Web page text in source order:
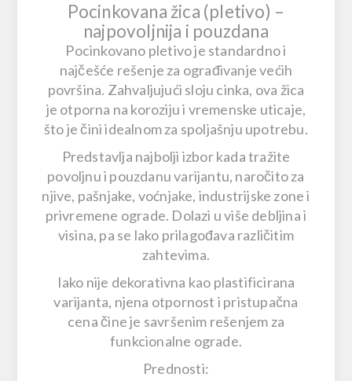
Pocinkovana žica (pletivo) –
najpovoljnija i pouzdana
Pocinkovano pletivoje standardno i
najčešće rešenje za ograđivanje većih
površina. Zahvaljujući sloju cinka, ova žica
je otporna na koroziju i vremenske uticaje,
što je čini idealnom za spoljašnju upotrebu.
Predstavlja najbolji izbor kada tražite
povoljnu i pouzdanu varijantu, naročito za
njive, pašnjake, voćnjake, industrijske zone i
privremene ograde. Dolazi u više debljina i
visina, pa se lako prilagođava različitim
zahtevima.
Iako nije dekorativna kao plastificirana
varijanta, njena otpornost i pristupačna
cena čine je savršenim rešenjem za
funkcionalne ograde.
Prednosti: